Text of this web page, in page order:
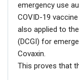
emergency use
COVID-19
also applied to
(DCGI) for
Covaxin.
This proves that